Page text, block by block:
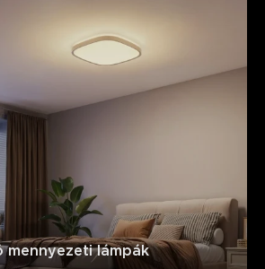
mennyezeti lámpák